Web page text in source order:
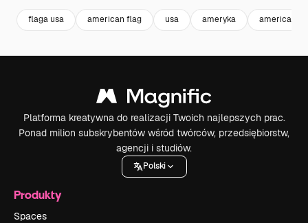
flaga usa american flag usa ameryka america
Platforma kreatywna do realizacji Twoich najlepszych prac.
Ponad milion subskrybentów wśród twórców, przedsiębiorstw,
agencji i studiów.
Polski
Produkty
Spaces